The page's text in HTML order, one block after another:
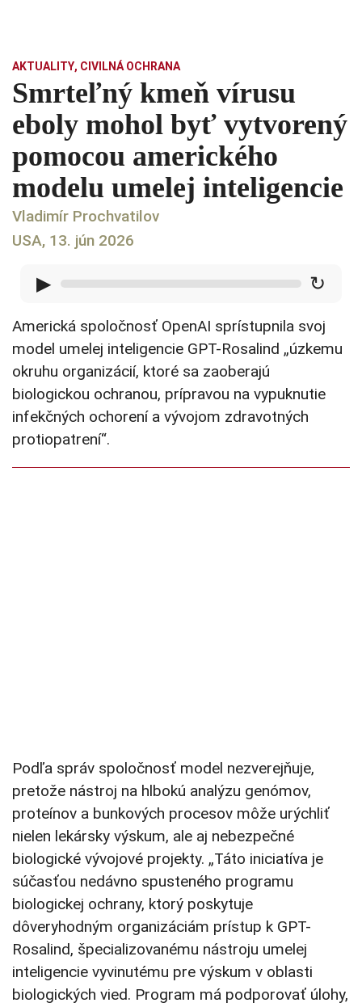
AKTUALITY, CIVILNÁ OCHRANA
Smrteľný kmeň vírusu
eboly mohol byť vytvorený
pomocou amerického
modelu umelej inteligencie
Vladimír Prochvatilov
USA, 13. jún 2026
▶ ↻
Americká spoločnosť OpenAI sprístupnila svoj
model umelej inteligencie GPT-Rosalind „úzkemu
okruhu organizácií, ktoré sa zaoberajú
biologickou ochranou, prípravou na vypuknutie
infekčných ochorení a vývojom zdravotných
protiopatrení“.
Podľa správ spoločnosť model nezverejňuje,
pretože nástroj na hlbokú analýzu genómov,
proteínov a bunkových procesov môže urýchliť
nielen lekársky výskum, ale aj nebezpečné
biologické vývojové projekty. „Táto iniciatíva je
súčasťou nedávno spusteného programu
biologickej ochrany, ktorý poskytuje
dôveryhodným organizáciám prístup k GPT-
Rosalind, špecializovanému nástroju umelej
inteligencie vyvinutému pre výskum v oblasti
biologických vied. Program má podporovať úlohy,